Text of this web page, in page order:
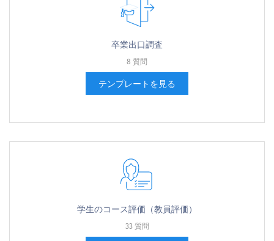
卒業出口調査
8 質問
テンプレートを見る
学生のコース評価（教員評価）
33 質問